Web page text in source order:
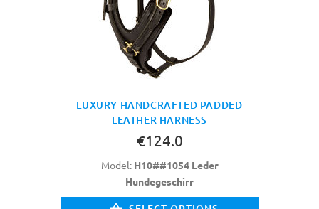
LUXURY HANDCRAFTED PADDED
LEATHER HARNESS
€124.0
Model: H10##1054 Leder
Hundegeschirr